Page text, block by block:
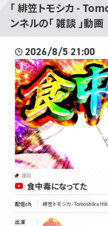
サムネイルはピンポンパールさ
用させていただいております！
▽チャンネル登録よろしくね
https://www.youtube.com/
g
▽ツイッターはここ
https://twitter.com/
▽公式サイト
https://voms.net/
#トモしび
「 緋笠トモシカ -
ンネルの「 雑談 」動画
2026/8/5 21:00
雑談
食中毒になってた
配信ch 緋笠トモシカ - Tomoshika
出演